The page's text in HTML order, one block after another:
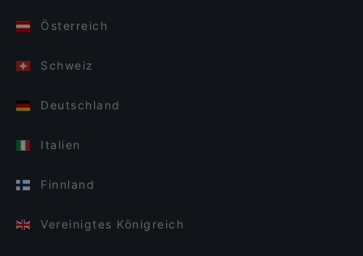
Österreich
Schweiz
Deutschland
Italien
Finnland
Vereinigtes Königreich